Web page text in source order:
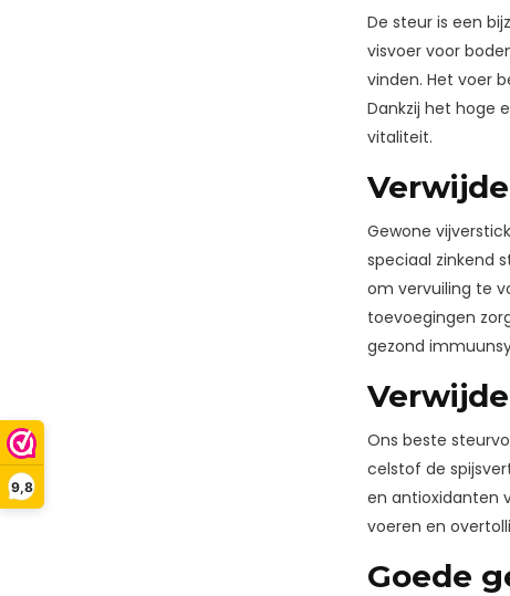
9,8
De steur is een
visvoer voor
vinden. Het voer
Dankzij het hoge
vitaliteit.
Gewone
speciaal zinkend
om vervuiling te
toevoegingen
gezond
Ons beste
celstof de
en antioxidanten
voeren en
Goede